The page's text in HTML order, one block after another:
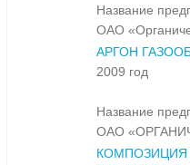
Название
ОАО
АРГОН
2009 год
Название
ОАО